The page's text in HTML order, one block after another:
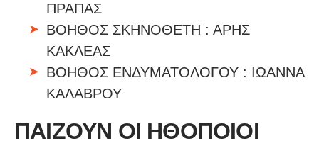
ΠΡΑΠΑΣ
ΒΟΗΘΟΣ ΣΚΗΝΟΘΕΤΗ : ΑΡΗΣ
ΚΑΚΛΕΑΣ
ΒΟΗΘΟΣ ΕΝΔΥΜΑΤΟΛΟΓΟΥ : ΙΩΑΝΝΑ
ΚΑΛΑΒΡΟΥ
ΠΑΙΖΟΥΝ ΟΙ ΗΘΟΠΟΙΟΙ